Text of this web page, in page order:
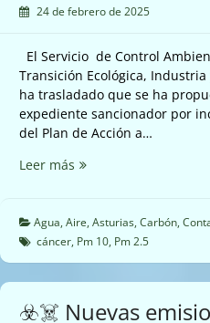
24 de febrero de 2025
El Servicio de Control
Transición Ecológica,
ha trasladado que se ha
expediente sancionador por
del Plan de Acción a…
Leer más ☣️☠️
del
Musel
tiene
que
contra
Agua, Aire, Asturias, Carbón,
cáncer, Pm 10, Pm 2.5
☣️☠️ Nuevas